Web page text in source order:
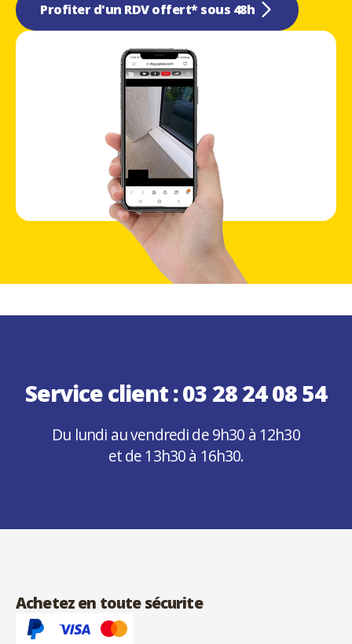
Profiter d'un RDV offert* sous 48h
Service client :03 28 24 08 54
Du lundi au vendredi de 9h30 à 12h30
et de 13h30 à 16h30.
Achetez en toute sécurite